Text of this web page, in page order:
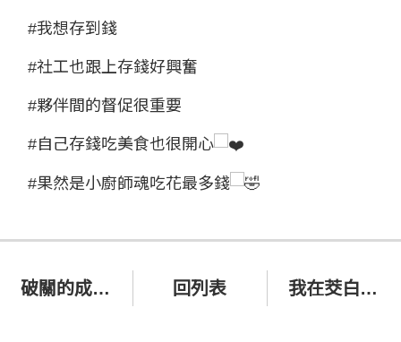
#我想存到錢
#社工也跟上存錢好興奮
#夥伴間的督促很重要
#自己存錢吃美食也很開心
#果然是小廚師魂吃花最多錢
破關的成就感，合作一起擁有✨ 回列表 我在茭白筍田裡翻船了😆